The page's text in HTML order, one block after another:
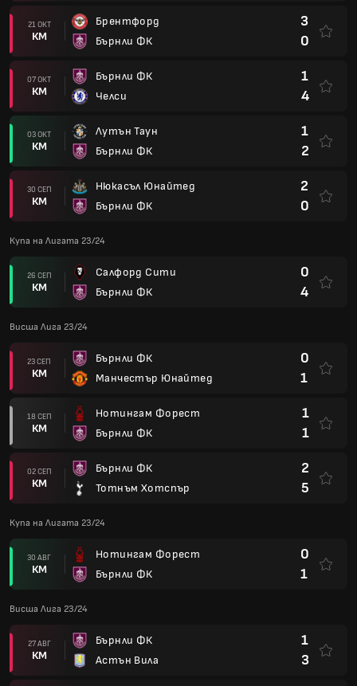
21 ОКТ
КМ
Брентфорд
Бърнли ФК
3
0
07 ОКТ
КМ
Бърнли ФК
Челси
1
4
03 ОКТ
КМ
Лутън Таун
Бърнли ФК
1
2
30 СЕП
КМ
Нюкасъл Юнайтед
Бърнли ФК
2
0
Купа на Лигата 23/24
26 СЕП
КМ
Салфорд Сити
Бърнли ФК
0
4
Висша Лига 23/24
23 СЕП
КМ
Бърнли ФК
Манчестър Юнайтед
0
1
18 СЕП
КМ
Нотингам Форест
Бърнли ФК
1
1
02 СЕП
КМ
Бърнли ФК
Тотнъм Хотспър
2
5
Купа на Лигата 23/24
30 АВГ
КМ
Нотингам Форест
Бърнли ФК
0
1
Висша Лига 23/24
27 АВГ
КМ
Бърнли ФК
Астън Вила
1
3